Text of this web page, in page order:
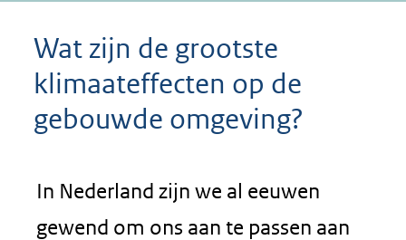
Wat zijn de grootste
klimaateffecten op de
gebouwde omgeving?
In Nederland zijn we al eeuwen
gewend om ons aan te passen aan